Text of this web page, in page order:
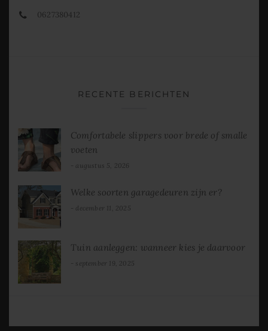
0627380412
RECENTE BERICHTEN
Comfortabele slippers voor brede of smalle
voeten
augustus 5, 2026
Welke soorten garagedeuren zijn er?
december 11, 2025
Tuin aanleggen: wanneer kies je daarvoor
september 19, 2025